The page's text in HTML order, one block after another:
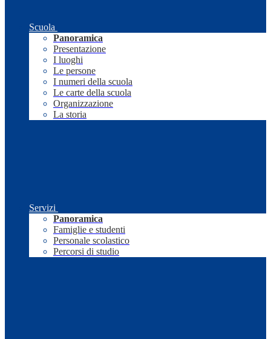
Scuola
Panoramica
Presentazione
I luoghi
Le persone
I numeri della scuola
Le carte della scuola
Organizzazione
La storia
Servizi
Panoramica
Famiglie e studenti
Personale scolastico
Percorsi di studio